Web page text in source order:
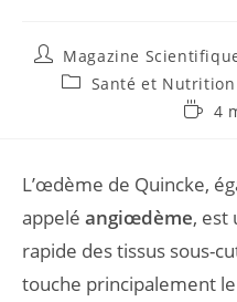
Magazine
Santé et Nutrition
4
L’œdème de Quincke,
appelé angiœdème, est
rapide des tissus sous-
touche principalement